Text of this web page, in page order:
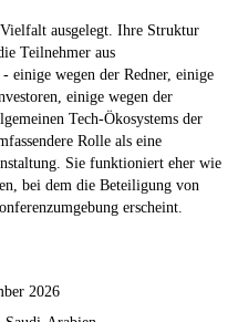
ausgelegt. Ihre Struktur
Teilnehmer aus
einige wegen der Redner, einige
einige wegen der
Tech-Ökosystems der
Rolle als eine
Sie funktioniert eher wie
bei dem die Beteiligung von
erscheint.
2026